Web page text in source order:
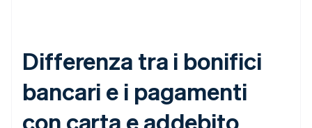
Differenza tra i bonifici
bancari e i pagamenti
con carta e addebito